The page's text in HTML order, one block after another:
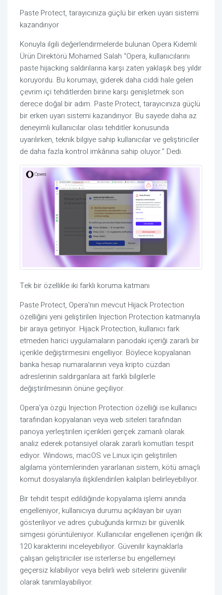
Paste Protect, tarayıcınıza güçlü bir erken uyarı sistemi
kazandırıyor
Konuyla ilgili değerlendirmelerde bulunan Opera Kıdemli
Ürün Direktörü Mohamed Salah “Opera, kullanıcılarını
paste hijacking saldırılarına karşı zaten yaklaşık beş yıldır
koruyordu. Bu korumayı, giderek daha ciddi hale gelen
çevrim içi tehditlerden birine karşı genişletmek son
derece doğal bir adım. Paste Protect, tarayıcınıza güçlü
bir erken uyarı sistemi kazandırıyor. Bu sayede daha az
deneyimli kullanıcılar olası tehditler konusunda
uyarılırken, teknik bilgiye sahip kullanıcılar ve geliştiriciler
de daha fazla kontrol imkânına sahip oluyor.” Dedi.
Tek bir özellikle iki farklı koruma katmanı
Paste Protect, Opera'nın mevcut Hijack Protection
özelliğini yeni geliştirilen Injection Protection katmanıyla
bir araya getiriyor. Hijack Protection, kullanıcı fark
etmeden harici uygulamaların panodaki içeriği zararlı bir
içerikle değiştirmesini engelliyor. Böylece kopyalanan
banka hesap numaralarının veya kripto cüzdan
adreslerinin saldırganlara ait farklı bilgilerle
değiştirilmesinin önüne geçiliyor.
Opera'ya özgü Injection Protection özelliği ise kullanıcı
tarafından kopyalanan veya web siteleri tarafından
panoya yerleştirilen içerikleri gerçek zamanlı olarak
analiz ederek potansiyel olarak zararlı komutları tespit
ediyor. Windows, macOS ve Linux için geliştirilen
algılama yöntemlerinden yararlanan sistem, kötü amaçlı
komut dosyalarıyla ilişkilendirilen kalıpları belirleyebiliyor.
Bir tehdit tespit edildiğinde kopyalama işlemi anında
engelleniyor, kullanıcıya durumu açıklayan bir uyarı
gösteriliyor ve adres çubuğunda kırmızı bir güvenlik
simgesi görüntüleniyor. Kullanıcılar engellenen içeriğin ilk
120 karakterini inceleyebiliyor. Güvenilir kaynaklarla
çalışan geliştiriciler ise isterlerse bu engellemeyi
geçersiz kılabiliyor veya belirli web sitelerini güvenilir
olarak tanımlayabiliyor.